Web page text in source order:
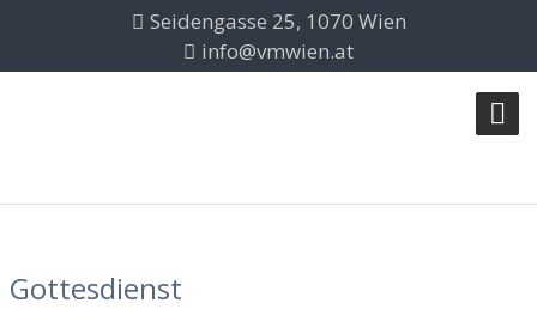
Seidengasse 25, 1070 Wien
info@vmwien.at
Gottesdienst